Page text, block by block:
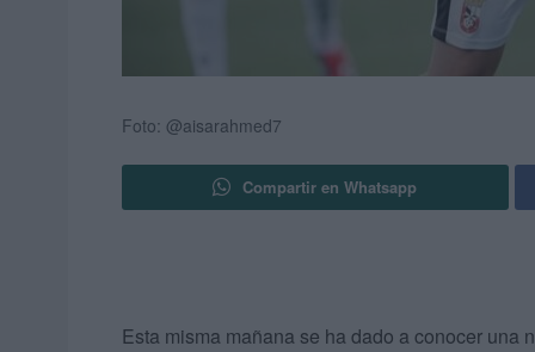
Foto: @aisarahmed7
Compartir en Whatsapp
Esta misma mañana se ha dado a conocer una